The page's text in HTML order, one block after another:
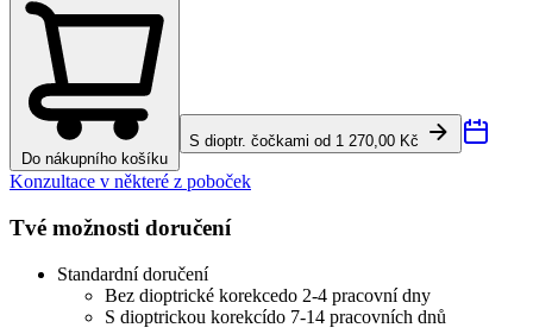
Do nákupního košíku
S dioptr. čočkami od 1 270,00 Kč
Konzultace v některé z poboček
Tvé možnosti doručení
Standardní doručení
Bez dioptrické korekcedo 2-4 pracovní dny
S dioptrickou korekcído 7-14 pracovních dnů